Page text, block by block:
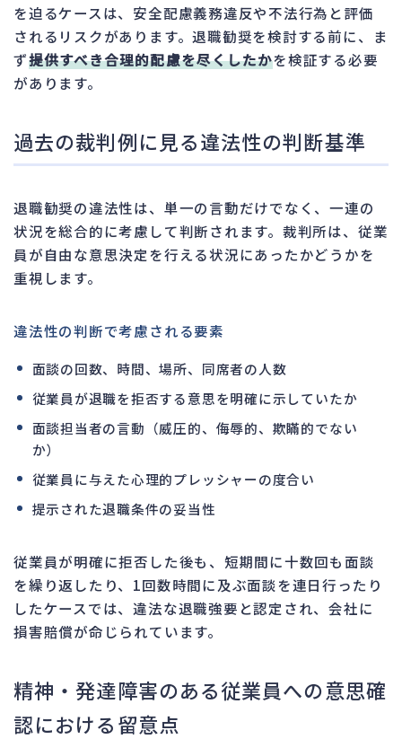
を迫るケースは、安全配慮義務違反や不法行為と評価
されるリスクがあります。退職勧奨を検討する前に、ま
ず提供すべき合理的配慮を尽くしたかを検証する必要
があります。
過去の裁判例に見る違法性の判断基準
退職勧奨の違法性は、単一の言動だけでなく、一連の
状況を総合的に考慮して判断されます。裁判所は、従業
員が自由な意思決定を行える状況にあったかどうかを
重視します。
違法性の判断で考慮される要素
面談の回数、時間、場所、同席者の人数
従業員が退職を拒否する意思を明確に示していたか
面談担当者の言動（威圧的、侮辱的、欺瞞的でない
か）
従業員に与えた心理的プレッシャーの度合い
提示された退職条件の妥当性
従業員が明確に拒否した後も、短期間に十数回も面談
を繰り返したり、1回数時間に及ぶ面談を連日行ったり
したケースでは、違法な退職強要と認定され、会社に
損害賠償が命じられています。
精神・発達障害のある従業員への意思確
認における留意点